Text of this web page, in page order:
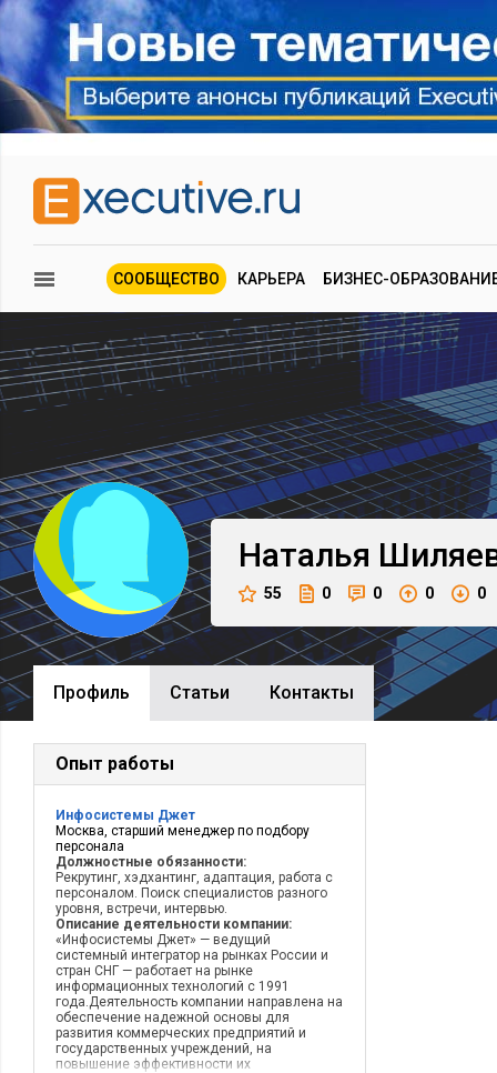
СООБЩЕСТВО КАРЬЕРА БИЗНЕС-
Наталья
55 0 0 0 0
Профиль Cтатьи Контакты
Опыт работы
Инфосистемы Джет
Москва, старший менеджер по подбору
персонала
Должностные обязанности:
Рекрутинг, хэдхантинг, адаптация, работа с
персоналом. Поиск специалистов разного
уровня, встречи, интервью.
Описание деятельности компании:
«Инфосистемы Джет» — ведущий
системный интегратор на рынках России и
стран СНГ — работает на рынке
информационных технологий с 1991
года.Деятельность компании направлена на
обеспечение надежной основы для
развития коммерческих предприятий и
государственных учреждений, на
повышение эффективности их